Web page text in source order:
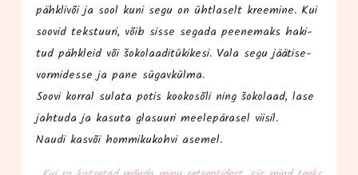
pähk­li­või ja sool kuni segu on üht­la­selt kree­mi­ne. Kui
soo­vid teks­tuu­ri, võib sis­se sega­da pee­ne­maks haki­
tud pähk­leid või šoko­laa­di­tü­ki­kesi. Vala segu jää­ti­se­
vormi­des­se ja pane sügav­kül­ma.
Soo­vi kor­ral sula­ta potis koo­kos­õli ning šoko­laad, lase
jah­tu­da ja kasu­ta gla­suu­ri mee­le­pä­ra­sel vii­sil.
Nau­di kas­või hom­mi­ku­koh­vi asemel.